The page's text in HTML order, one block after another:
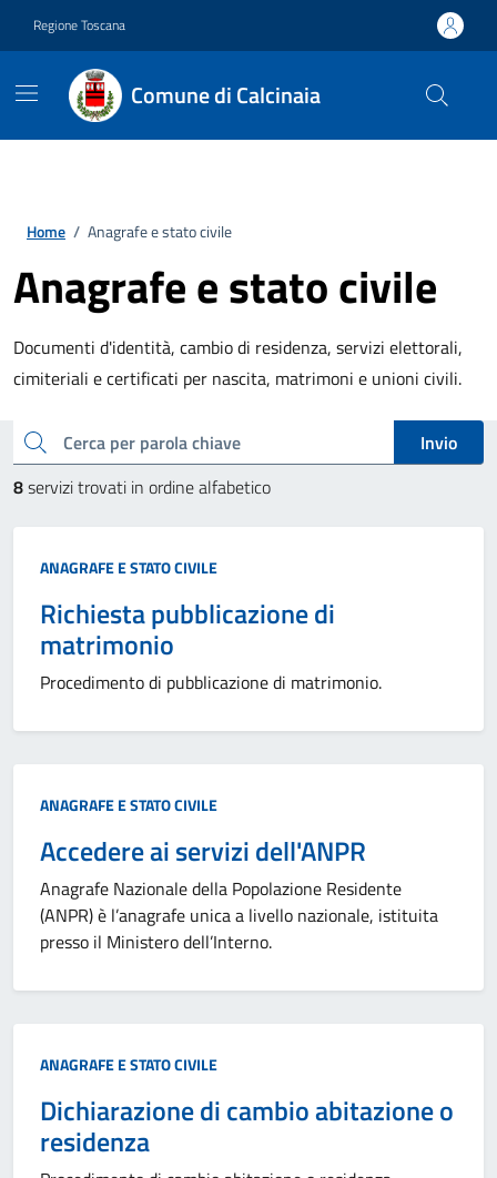
Regione Toscana
Comune di Calcinaia
Home / Anagrafe e stato civile
Anagrafe e stato civile
Documenti d'identità, cambio di residenza, servizi elettorali,
cimiteriali e certificati per nascita, matrimoni e unioni civili.
Esplora tutti i servizi
cerca
Invio
8servizi trovati in ordine alfabetico
Categoria:
ANAGRAFE E STATO CIVILE
Richiesta pubblicazione di
matrimonio
Procedimento di pubblicazione di matrimonio.
Categoria:
ANAGRAFE E STATO CIVILE
Accedere ai servizi dell'ANPR
Anagrafe Nazionale della Popolazione Residente
(ANPR) è l’anagrafe unica a livello nazionale, istituita
presso il Ministero dell’Interno.
Categoria:
ANAGRAFE E STATO CIVILE
Dichiarazione di cambio abitazione o
residenza